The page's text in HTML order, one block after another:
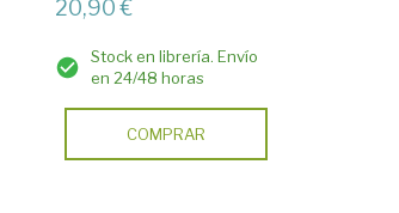
20,90 €
Stock en librería. Envío
en 24/48 horas
COMPRAR